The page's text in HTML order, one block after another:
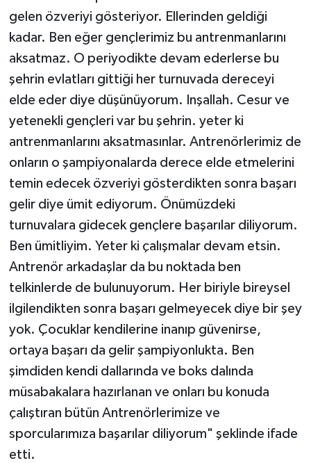
gelen özveriyi gösteriyor. Ellerinden geldiği
kadar. Ben eğer gençlerimiz bu antrenmanlarını
aksatmaz. O periyodikte devam ederlerse bu
şehrin evlatları gittiği her turnuvada dereceyi
elde eder diye düşünüyorum. Inşallah. Cesur ve
yetenekli gençleri var bu şehrin. yeter ki
antrenmanlarını aksatmasınlar. Antrenörlerimiz de
onların o şampiyonalarda derece elde etmelerini
temin edecek özveriyi gösterdikten sonra başarı
gelir diye ümit ediyorum. Önümüzdeki
turnuvalara gidecek gençlere başarılar diliyorum.
Ben ümitliyim. Yeter ki çalışmalar devam etsin.
Antrenör arkadaşlar da bu noktada ben
telkinlerde de bulunuyorum. Her biriyle bireysel
ilgilendikten sonra başarı gelmeyecek diye bir şey
yok. Çocuklar kendilerine inanıp güvenirse,
ortaya başarı da gelir şampiyonlukta. Ben
şimdiden kendi dallarında ve boks dalında
müsabakalara hazırlanan ve onları bu konuda
çalıştıran bütün Antrenörlerimize ve
sporcularımıza başarılar diliyorum" şeklinde ifade
etti.